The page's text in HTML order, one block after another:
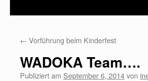
← Vorführung beim Kinderfest
WADOKA Team….
Publiziert am September 6, 2014von